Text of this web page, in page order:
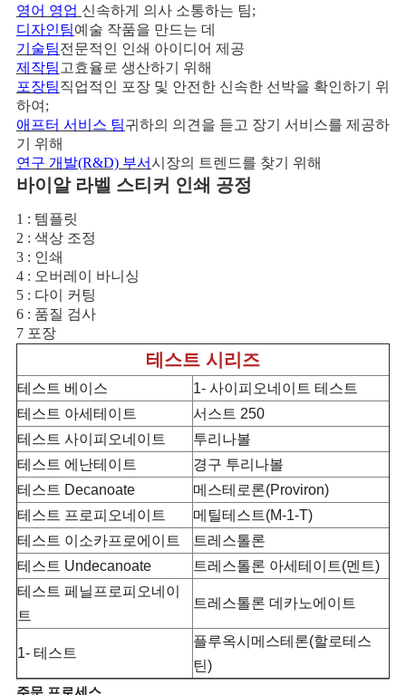
영어 영업 신속하게 의사 소통하는 팀;
디자인팀예술 작품을 만드는 데
기술팀전문적인 인쇄 아이디어 제공
제작팀 고효율로 생산하기 위해
포장팀직업적인 포장 및 안전한 신속한 선박을 확인하기 위
하여;
애프터 서비스 팀귀하의 의견을 듣고 장기 서비스를 제공하
기 위해
연구 개발(R&D) 부서시장의 트렌드를 찾기 위해
바이알 라벨 스티커 인쇄 공정
1 : 템플릿
2 : 색상 조정
3 : 인쇄
4 : 오버레이 바니싱
5 : 다이 커팅
6 : 품질 검사
7 포장
테스트 시리즈
테스트 베이스
1- 사이피오네이트 테스트
테스트 아세테이트
서스트 250
테스트 사이피오네이트
투리나볼
테스트 에난테이트
경구 투리나볼
테스트 Decanoate
메스테로론(Proviron)
테스트 프로피오네이트
메틸테스트(M-1-T)
테스트 이소카프로에이트
트레스톨론
테스트 Undecanoate
트레스톨론 아세테이트(멘트)
테스트 페닐프로피오네이
트
트레스톨론 데카노에이트
1- 테스트
플루옥시메스테론(할로테스
틴)
주문 프로세스